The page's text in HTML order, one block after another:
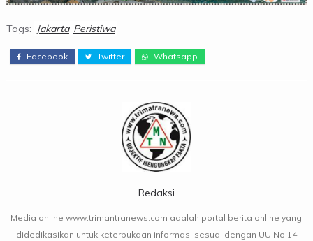
Tags: Jakarta Peristiwa
Facebook Twitter Whatsapp
Redaksi
Media online www.trimantranews.com adalah portal berita online yang
didedikasikan untuk keterbukaan informasi sesuai dengan UU No.14